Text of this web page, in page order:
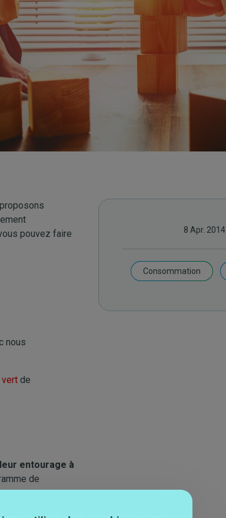
pouvez faire
nous
vert de
entourage à
de
8 Apr. 2014
Consommation